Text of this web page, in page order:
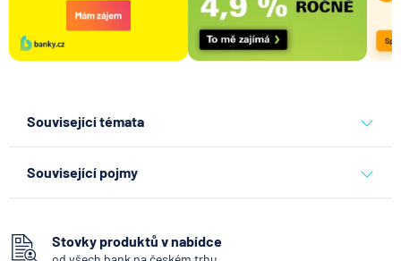
Související témata
Související pojmy
Bankomat
Stovky produktů v nabídce